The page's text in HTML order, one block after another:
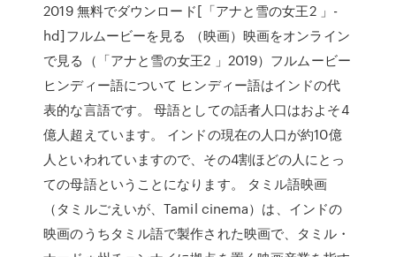
2019 無料でダウンロード[「アナと雪の女王2 」-
hd]フルムービーを見る （映画）映画をオンライン
で見る（「アナと雪の女王2 」2019）フルムービー
ヒンディー語について ヒンディー語はインドの代
表的な言語です。 母語としての話者人口はおよそ4
億人超えています。 インドの現在の人口が約10億
人といわれていますので、その4割ほどの人にとっ
ての母語ということになります。 タミル語映画
（タミルごえいが、Tamil cinema）は、インドの
映画のうちタミル語で製作された映画で、タミル・